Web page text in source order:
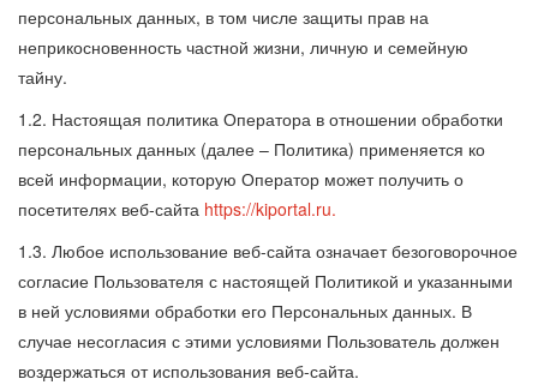
персональных данных, в том числе защиты прав на
неприкосновенность частной жизни, личную и семейную
тайну.
1.2. Настоящая политика Оператора в отношении обработки
персональных данных (далее – Политика) применяется ко
всей информации, которую Оператор может получить о
посетителях веб-сайта https://kiportal.ru.
1.3. Любое использование веб-сайта означает безоговорочное
согласие Пользователя с настоящей Политикой и указанными
в ней условиями обработки его Персональных данных. В
случае несогласия с этими условиями Пользователь должен
воздержаться от использования веб-сайта.